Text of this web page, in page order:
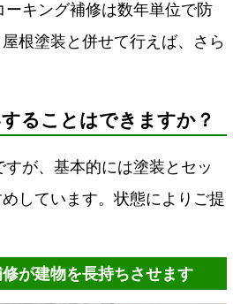
キング補修は数年単位で防
根塗装と併せて行えば、さら
ることはできますか？
が、基本的には塗装とセッ
しています。状態によりご提
が建物を長持ちさせます